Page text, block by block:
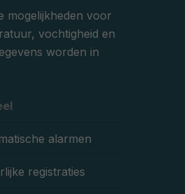
mogelijkheden voor
vochtigheid en
worden in
alarmen
registraties